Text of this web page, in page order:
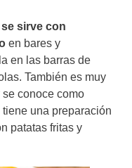
sirve con
en bares y
en las barras de
También es muy
conoce como
tiene una preparación
patatas fritas y